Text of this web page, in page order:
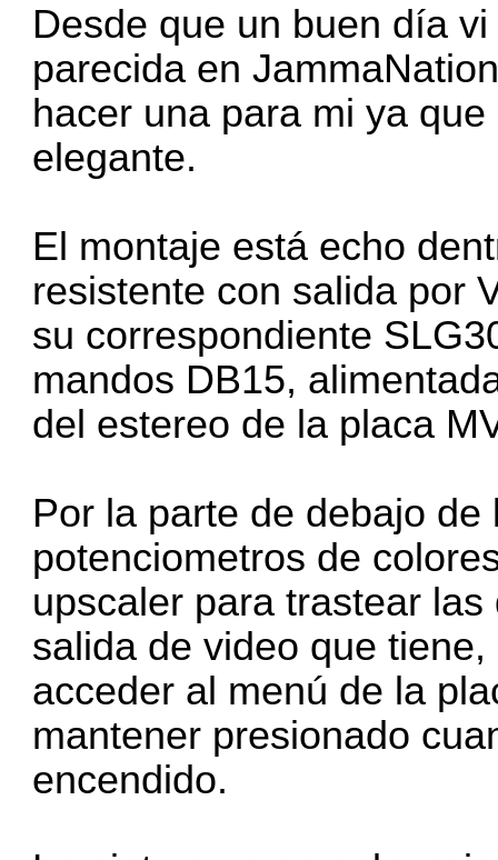
Desde que un buen día
parecida en
hacer una para mi ya
elegante.
El montaje está echo
resistente con salida por
su correspondiente
mandos DB15,
del estereo de la placa
Por la parte de debajo
potenciometros de
upscaler para trastear
salida de video que
acceder al menú de la
mantener presionado
encendido.